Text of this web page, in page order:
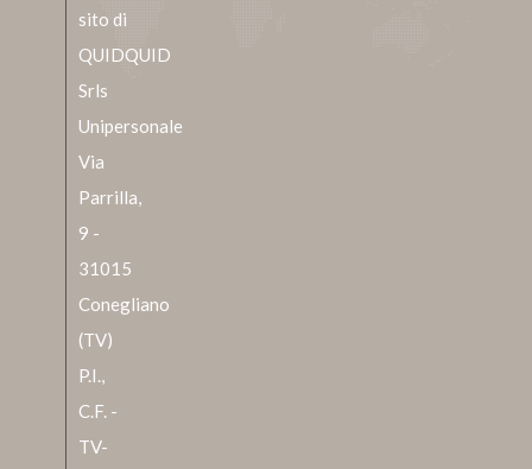
sito di
QUIDQUID
Srls
Unipersonale
Via
Parrilla,
9 -
31015
Conegliano
(TV)
P.I.,
C.F. -
TV-